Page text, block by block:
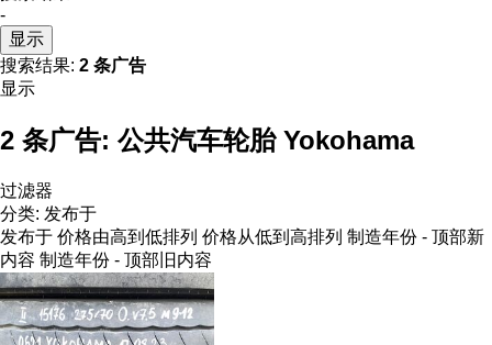
-
显示
搜索结果: 2 条广告
显示
2 条广告: 公共汽车轮胎 Yokohama
过滤器
分类: 发布于
发布于 价格由高到低排列 价格从低到高排列 制造年份 - 顶部新
内容 制造年份 - 顶部旧内容